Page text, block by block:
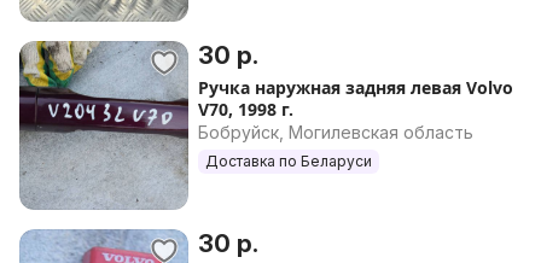
30 р.
Ручка наружная задняя левая Volvo
V70, 1998 г.
Бобруйск, Могилевская область
Доставка по Беларуси
30 р.